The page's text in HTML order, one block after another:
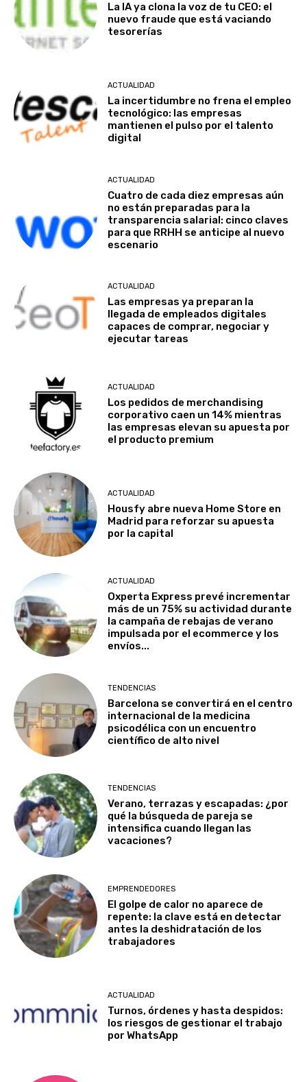
La IA ya clona la voz de tu CEO: el
nuevo fraude que está vaciando
tesorerías
ACTUALIDAD
La incertidumbre no frena el empleo
tecnológico: las empresas
mantienen el pulso por el talento
digital
ACTUALIDAD
Cuatro de cada diez empresas aún
no están preparadas para la
transparencia salarial: cinco claves
para que RRHH se anticipe al nuevo
escenario
ACTUALIDAD
Las empresas ya preparan la
llegada de empleados digitales
capaces de comprar, negociar y
ejecutar tareas
ACTUALIDAD
Los pedidos de merchandising
corporativo caen un 14% mientras
las empresas elevan su apuesta por
el producto premium
ACTUALIDAD
Housfy abre nueva Home Store en
Madrid para reforzar su apuesta
por la capital
ACTUALIDAD
Oxperta Express prevé incrementar
más de un 75% su actividad durante
la campaña de rebajas de verano
impulsada por el ecommerce y los
envíos...
TENDENCIAS
Barcelona se convertirá en el centro
internacional de la medicina
psicodélica con un encuentro
científico de alto nivel
TENDENCIAS
Verano, terrazas y escapadas: ¿por
qué la búsqueda de pareja se
intensifica cuando llegan las
vacaciones?
EMPRENDEDORES
El golpe de calor no aparece de
repente: la clave está en detectar
antes la deshidratación de los
trabajadores
ACTUALIDAD
Turnos, órdenes y hasta despidos:
los riesgos de gestionar el trabajo
por WhatsApp